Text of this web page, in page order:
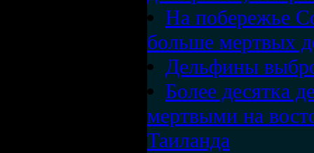
На побережье
больше мертвых
Дельфины
Более десятка
мертвыми на
Таиланда